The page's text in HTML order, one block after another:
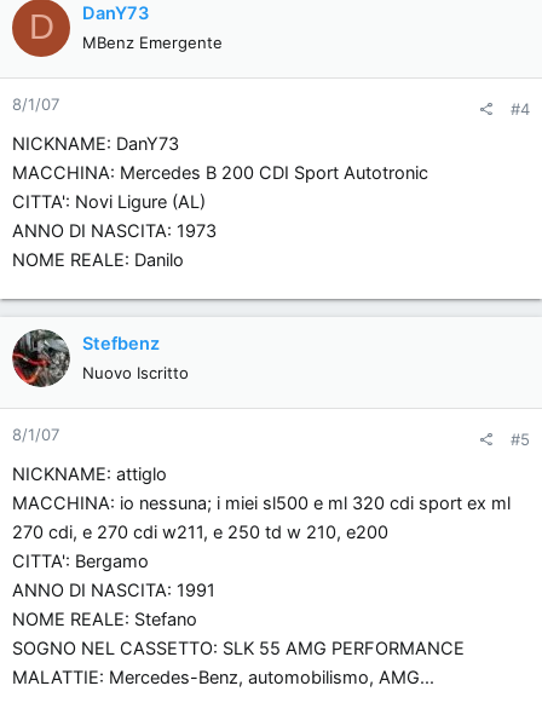
D DanY73
MBenz Emergente
8/1/07 #4
NICKNAME: DanY73
MACCHINA: Mercedes B 200 CDI Sport Autotronic
CITTA': Novi Ligure (AL)
ANNO DI NASCITA: 1973
NOME REALE: Danilo
Stefbenz
Nuovo Iscritto
8/1/07 #5
NICKNAME: attiglo
MACCHINA: io nessuna; i miei sl500 e ml 320 cdi sport ex ml
270 cdi, e 270 cdi w211, e 250 td w 210, e200
CITTA': Bergamo
ANNO DI NASCITA: 1991
NOME REALE: Stefano
SOGNO NEL CASSETTO: SLK 55 AMG PERFORMANCE
MALATTIE: Mercedes-Benz, automobilismo, AMG...